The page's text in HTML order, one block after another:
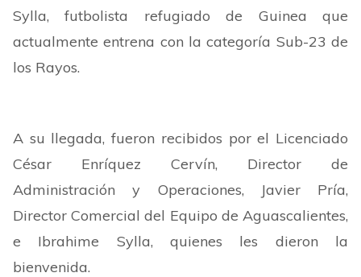
Sylla, futbolista refugiado de Guinea que
actualmente entrena con la categoría Sub-23 de
los Rayos.
A su llegada, fueron recibidos por el Licenciado
César Enríquez Cervín, Director de
Administración y Operaciones, Javier Pría,
Director Comercial del Equipo de Aguascalientes,
e Ibrahime Sylla, quienes les dieron la
bienvenida.